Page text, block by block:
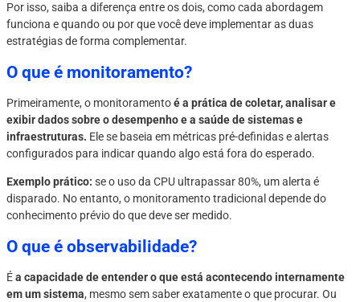
Por isso, saiba a diferença entre os dois, como cada abordagem
funciona e quando ou por que você deve implementar as duas
estratégias de forma complementar.
O que é monitoramento?
Primeiramente, o monitoramentoé a prática de coletar, analisar e
exibir dados sobre o desempenho e a saúde de sistemas e
infraestruturas. Ele se baseia em métricas pré-definidas e alertas
configurados para indicar quando algo está fora do esperado.
Exemplo prático: se o uso da CPU ultrapassar 80%, um alerta é
disparado. No entanto, o monitoramento tradicional depende do
conhecimento prévio do que deve ser medido.
O que é observabilidade?
Éa capacidade de entender o que está acontecendo internamente
em um sistema, mesmo sem saber exatamente o que procurar. Ou